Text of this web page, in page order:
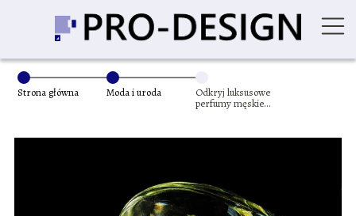
Strona główna Moda i uroda
Odkryj luksusowe
perfumy męskie
zapachy